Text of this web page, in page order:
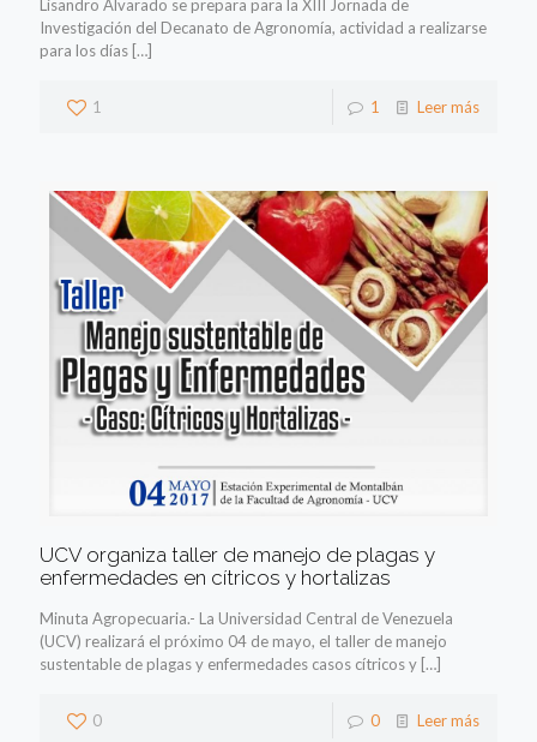
Lisandro Alvarado se prepara para la XIII Jornada de
Investigación del Decanato de Agronomía, actividad a realizarse
para los días […]
1 1 Leer más
UCV organiza taller de manejo de plagas y
enfermedades en cítricos y hortalizas
Minuta Agropecuaria.- La Universidad Central de Venezuela
(UCV) realizará el próximo 04 de mayo, el taller de manejo
sustentable de plagas y enfermedades casos cítricos y […]
0 0 Leer más